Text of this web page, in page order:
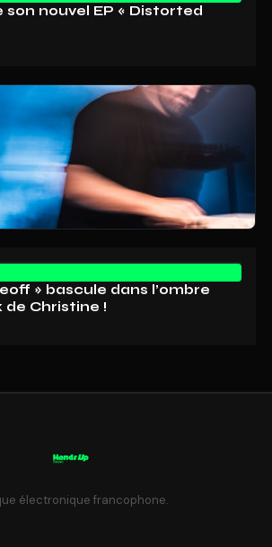
son nouvel EP « Distorted
» bascule dans l’ombre
de Christine !
électronique francophone.